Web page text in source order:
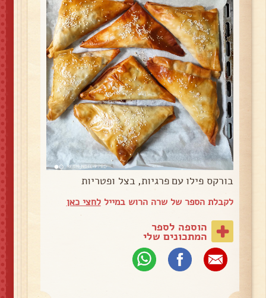
בורקס פילו עם פרגיות, בצל ופטריות
לקבלת הספר של שרה הרוש במייללחצי כאן
הוספה לספר
המתכונים שלי